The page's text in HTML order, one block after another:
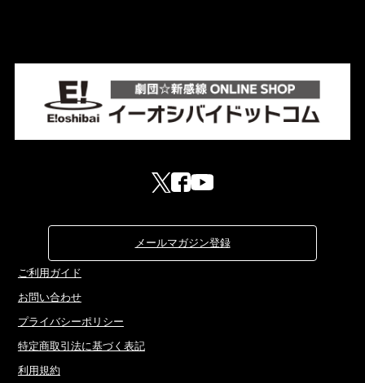
メールマガジン登録
ご利用ガイド
お問い合わせ
プライバシーポリシー
特定商取引法に基づく表記
利用規約